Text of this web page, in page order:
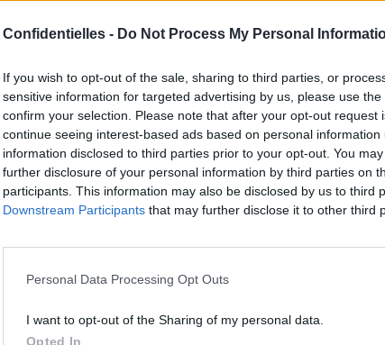
Confidentielles - Do Not Process My Personal
If you wish to opt-out of the sale, sharing to third parties, or
sensitive information for targeted advertising by us, please use
confirm your selection. Please note that after your opt-out request
continue seeing interest-based ads based on personal
information disclosed to third parties prior to your opt-out. You
further disclosure of your personal information by third parties on
participants. This information may also be disclosed by us to third
Downstream Participants that may further disclose it to other third
Personal Data Processing Opt Outs
I want to opt-out of the Sharing of my personal data.
Opted In
de collègues en train de discuter autour de votre
pull Monique ! » Nom de nom de bordel de gnou ! Elle a
traverser l’open space bondé que vous glissez sur
manquez de vous écraser à terre. Tout le monde
son coin et vous laisse repartir claudicante, votre talon
aux toilettes en même temps que votre boss. Et il est
ce moment d’intimité anti-hiérarchique au possible.
du sèche-main et ponctuez tous vos gestes de « Hop »,